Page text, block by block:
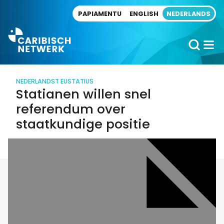
PAPIAMENTU ENGLISH NEDERLANDS
NEDERLANDST EUSTATIUS
Statianen willen snel
referendum over
staatkundige positie